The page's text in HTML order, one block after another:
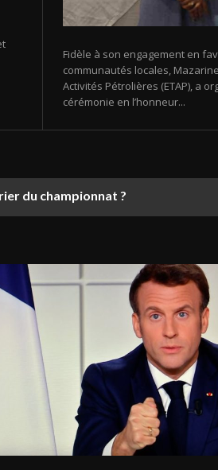
Fidèle à son engagement en
communautés locales,
Activités Pétrolières (ETAP), a
cérémonie en l’honneur...
du championnat ?